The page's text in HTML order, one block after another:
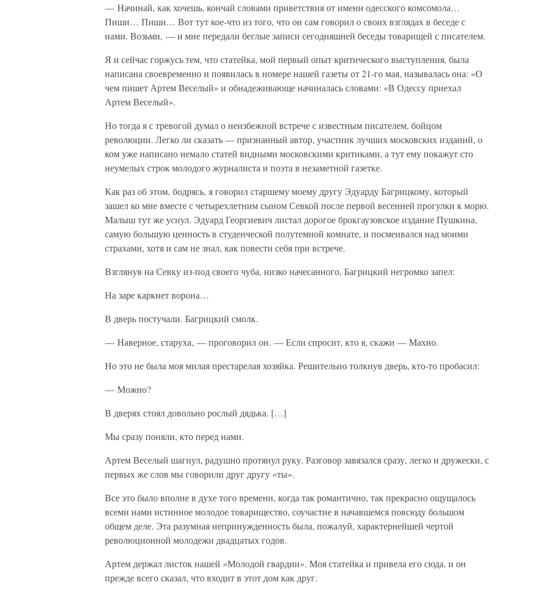
— Начинай, как хочешь, кончай словами приветствия от имени одесского комсомола…
Пиши… Пиши… Вот тут кое-что из того, что он сам говорил о своих взглядах в беседе с
нами. Возьми, — и мне передали беглые записи сегодняшней беседы товарищей с писателем.
Я и сейчас горжусь тем, что статейка, мой первый опыт критического выступления, была
написана своевременно и появилась в номере нашей газеты от 21-го мая, называлась она: «О
чем пишет Артем Веселый» и обнадеживающе начиналась словами: «В Одессу приехал
Артем Веселый».
Но тогда я с тревогой думал о неизбежной встрече с известным писателем, бойцом
революции. Легко ли сказать — признанный автор, участник лучших московских изданий, о
ком уже написано немало статей видными московскими критиками, а тут ему покажут сто
неумелых строк молодого журналиста и поэта в незаметной газетке.
Как раз об этом, бодрясь, я говорил старшему моему другу Эдуарду Багрицкому, который
зашел ко мне вместе с четырехлетним сыном Севкой после первой весенней прогулки к морю.
Малыш тут же уснул. Эдуард Георгиевич листал дорогое брокгаузовское издание Пушкина,
самую большую ценность в студенческой полутемной комнате, и посмеивался над моими
страхами, хотя и сам не знал, как повести себя при встрече.
Взглянув на Севку из-под своего чуба, низко начесанного, Багрицкий негромко запел:
На заре каркнет ворона…
В дверь постучали. Багрицкий смолк.
— Наверное, старуха, — проговорил он. — Если спросит, кто я, скажи — Махно.
Но это не была моя милая престарелая хозяйка. Решительно толкнув дверь, кто-то пробасил:
— Можно?
В дверях стоял довольно рослый дядька. […]
Мы сразу поняли, кто перед нами.
Артем Веселый шагнул, радушно протянул руку. Разговор завязался сразу, легко и дружески, с
первых же слов мы говорили друг другу «ты».
Все это было вполне в духе того времени, когда так романтично, так прекрасно ощущалось
всеми нами истинное молодое товарищество, соучастие в начавшемся повсюду большом
общем деле. Эта разумная непринужденность была, пожалуй, характернейшей чертой
революционной молодежи двадцатых годов.
Артем держал листок нашей «Молодой гвардии». Моя статейка и привела его сюда, и он
прежде всего сказал, что входит в этот дом как друг.